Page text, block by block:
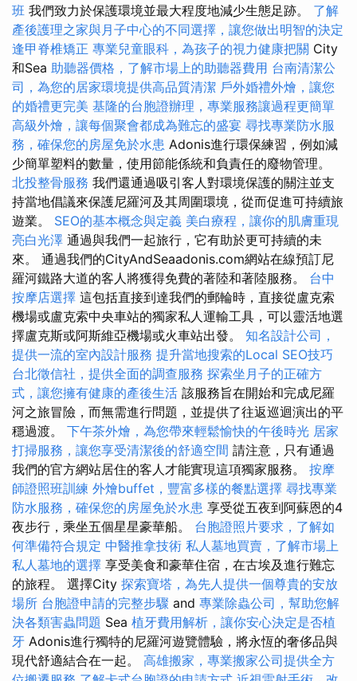
班 我們致力於保護環境並最大程度地減少生態足跡。 了解
產後護理之家與月子中心的不同選擇，讓您做出明智的決定
逢甲脊椎矯正 專業兒童眼科，為孩子的視力健康把關 City
和Sea 助聽器價格，了解市場上的助聽器費用 台南清潔公
司，為您的居家環境提供高品質清潔 戶外婚禮外燴，讓您
的婚禮更完美 基隆的台胞證辦理，專業服務讓過程更簡單
高級外燴，讓每個聚會都成為難忘的盛宴 尋找專業防水服
務，確保您的房屋免於水患 Adonis進行環保練習，例如減
少簡單塑料的數量，使用節能係統和負責任的廢物管理。
北投整骨服務 我們還通過吸引客人對環境保護的關注並支
持當地倡議來保護尼羅河及其周圍環境，從而促進可持續旅
遊業。 SEO的基本概念與定義 美白療程，讓你的肌膚重現
亮白光澤 通過與我們一起旅行，它有助於更​​可持續的未
來。 通過我們的CityAndSeaadonis.com網站在線預訂尼
羅河鐵路大道的客人將獲得免費的著陸和著陸服務。 台中
按摩店選擇 這包括直接到達我們的郵輪時，直接從盧克索
機場或盧克索中央車站的獨家私人運輸工具，可以靈活地選
擇盧克斯或阿斯維亞機場或火車站出發。 知名設計公司，
提供一流的室內設計服務 提升當地搜索的Local SEO技巧
台北徵信社，提供全面的調查服務 探索坐月子的正確方
式，讓您擁有健康的產後生活 該服務旨在開始和完成尼羅
河之旅冒險，而無需進行問題，並提供了往返巡迴演出的平
穩過渡。 下午茶外燴，為您帶來輕鬆愉快的午後時光 居家
打掃服務，讓您享受清潔後的舒適空間 請注意，只有通過
我們的官方網站居住的客人才能實現這項獨家服務。 按摩
師證照班訓練 外燴buffet，豐富多樣的餐點選擇 尋找專業
防水服務，確保您的房屋免於水患 享受從五夜到阿蘇恩的4
夜步行，乘坐五個星星豪華船。 台胞證照片要求，了解如
何準備符合規定 中醫推拿技術 私人墓地買賣，了解市場上
私人墓地的選擇 享受美食和豪華住宿，在古埃及進行難忘
的旅程。 選擇City 探索寶塔，為先人提供一個尊貴的安放
場所 台胞證申請的完整步驟 and 專業除蟲公司，幫助您解
決各類害蟲問題 Sea 植牙費用解析，讓你安心決定是否植
牙 Adonis進行獨特的尼羅河遊覽體驗，將永恆的奢侈品與
現代舒適結合在一起。 高雄搬家，專業搬家公司提供全方